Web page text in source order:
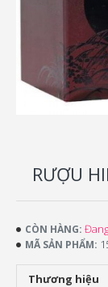
RƯỢU
Thương hiệu
CÒN HÀNG:
MÃ SẢN PHẨM: